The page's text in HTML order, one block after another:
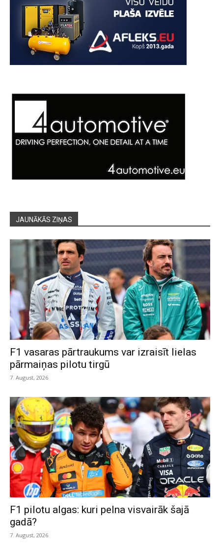
JAUNĀKĀS ZIŅAS
F1 vasaras pārtraukums var izraisīt lielas
pārmaiņas pilotu tirgū
7. August, 2026
F1 pilotu algas: kuri pelna visvairāk šajā
gadā?
7. August, 2026